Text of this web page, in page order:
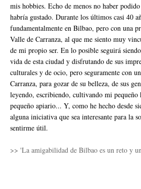
mis hobbies. Echo de menos no haber
habría gustado. Durante los últimos casi 40
fundamentalmente en Bilbao, pero con una
Valle de Carranza, al que me siento muy
de mi propio ser. En lo posible seguirá
vida de esta ciudad y disfrutando de sus
culturales y de ocio, pero seguramente con
Carranza, para gozar de su belleza, de sus
leyendo, escribiendo, cultivando mi
pequeño apiario... Y, como he hecho desde
alguna iniciativa que sea interesante para la
sentirme útil.
>> 'La amigabilidad de Bilbao es un reto y